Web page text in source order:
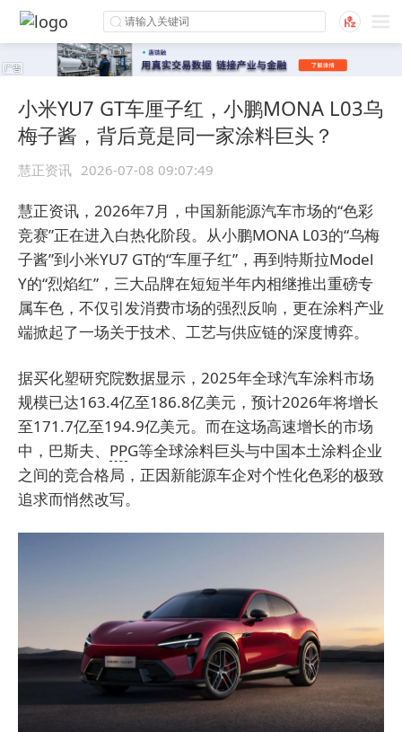
小米YU7 GT车厘子红，小鹏MONA L03乌
梅子酱，背后竟是同一家涂料巨头？
慧正资讯 2026-07-08 09:07:49
慧正资讯， 2026年7月，中国新能源汽车市场的“色彩
竞赛”正在进入白热化阶段。从小鹏MONA L03的“乌梅
子酱”到小米YU7 GT的“车厘子红”，再到特斯拉Model
Y的“烈焰红”，三大品牌在短短半年内相继推出重磅专
属车色，不仅引发消费市场的强烈反响，更在涂料产业
端掀起了一场关于技术、工艺与供应链的深度博弈。
据买化塑研究院数据显示，2025年全球汽车涂料市场
规模已达163.4亿至186.8亿美元，预计2026年将增长
至171.7亿至194.9亿美元。而在这场高速增长的市场
中，巴斯夫、 PPG等全球涂料巨头与中国本土涂料企业
之间的竞合格局，正因新能源车企对个性化色彩的极致
追求而悄然改写。